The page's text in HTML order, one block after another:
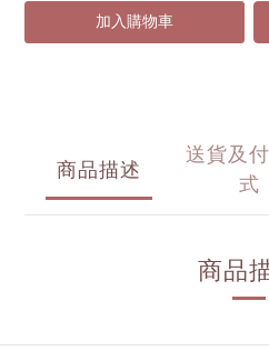
加入購物車
商品描述
送貨及
式
商品